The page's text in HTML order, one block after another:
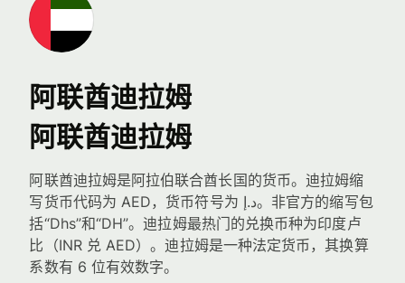
阿联酋迪拉姆
阿联酋迪拉姆
阿联酋迪拉姆是阿拉伯联合酋长国的货币。迪拉姆缩
写货币代码为 AED，货币符号为 د.إ。非官方的缩写包
括“Dhs”和“DH”。迪拉姆最热门的兑换币种为印度卢
比（INR 兑 AED）。迪拉姆是一种法定货币，其换算
系数有 6 位有效数字。